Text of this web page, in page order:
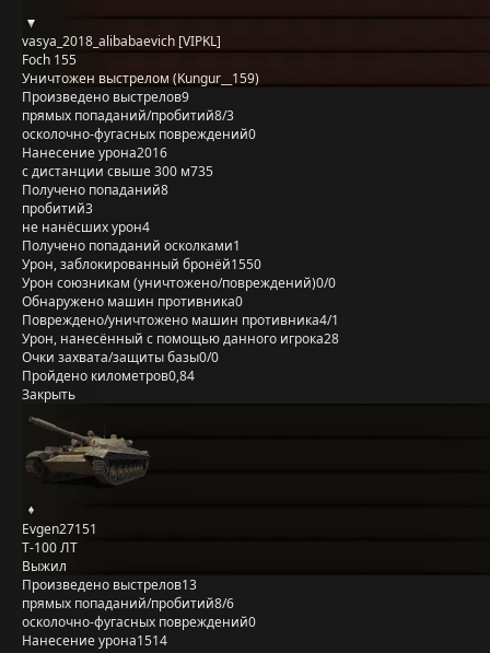
vasya_2018_alibabaevich [VIPKL]
Foch 155
Уничтожен выстрелом (Kungur__159)
Произведено выстрелов9
прямых попаданий/пробитий8/3
осколочно-фугасных повреждений0
Нанесение урона2016
с дистанции свыше 300 м735
Получено попаданий8
пробитий3
не нанёсших урон4
Получено попаданий осколками1
Урон, заблокированный бронёй1550
Урон союзникам (уничтожено/повреждений)0/0
Обнаружено машин противника0
Повреждено/уничтожено машин противника4/1
Урон, нанесённый с помощью данного игрока28
Очки захвата/защиты базы0/0
Пройдено километров0,84
Закрыть
Evgen27151
Т-100 ЛТ
Выжил
Произведено выстрелов13
прямых попаданий/пробитий8/6
осколочно-фугасных повреждений0
Нанесение урона1514